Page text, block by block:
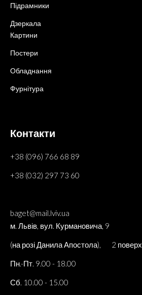
Підрамники
Дзеркала
Картини
Постери
Обладнання
Фурнітура
Контакти
+38 (096) 766 68 89
+38 (032) 297 73 60
baget@mail.lviv.ua
м. Львів, вул. Курмановича, 9
(на розі Данила Апостола), 2 поверх
Пн.-Пт. 9.00 - 18.00
Сб. 10.00 - 15.00